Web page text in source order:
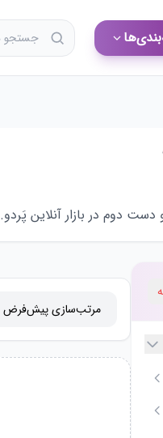
دوم در بازار آنلاین پَردو.